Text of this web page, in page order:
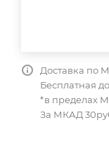
Доставка по
Бесплатная
*в пределах
За МКАД